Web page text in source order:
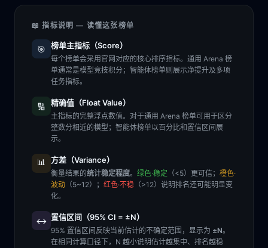
📖 指标说明 — 读懂这张榜单
🎯 榜单主指标（Score）
每个榜单会采用官网对应的核心排序指标。通用 Arena 榜
单通常是模型竞技积分；智能体榜单则展示净提升及多项
任务指标。
🔢 精确值（Float Value）
主指标的完整浮点数值。对于通用 Arena 榜单可用于区分
整数分相近的模型；智能体榜单以百分比和置信区间展
示。
📊 方差（Variance）
衡量结果的统计稳定程度。 绿色·稳定 （<5）更可信； 橙色·
波动 （5~12）； 红色·不稳 （>12）说明排名还可能明显变
化。
↔️ 置信区间（95% CI = ±N）
95% 置信区间反映当前估计的不确定范围，显示为 ±N。
在相同计算口径下，N 越小说明估计越集中、排名越稳